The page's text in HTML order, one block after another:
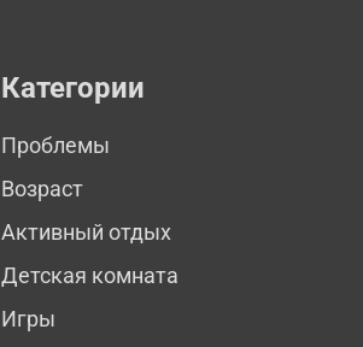
Категории
Проблемы
Возраст
Активный отдых
Детская комната
Игры